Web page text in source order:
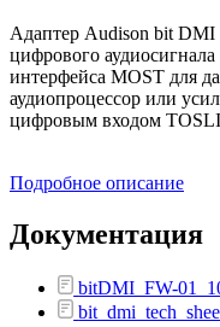
Адаптер Audison bit DMI
цифрового
интерфейса MOST для
аудиопроцессор или
цифровым входом
Подробное описание
Документация
bitDMI_FW-